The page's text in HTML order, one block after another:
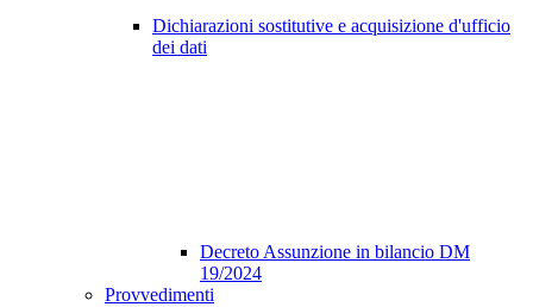
Dichiarazioni sostitutive e acquisizione d'ufficio
dei dati
Decreto Assunzione in bilancio DM
19/2024
Provvedimenti